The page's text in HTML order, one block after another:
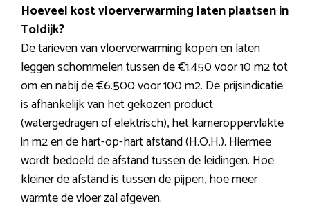
Hoeveel kost vloerverwarming laten plaatsen in
Toldijk?
De tarieven van vloerverwarming kopen en laten
leggen schommelen tussen de €1.450 voor 10 m2 tot
om en nabij de €6.500 voor 100 m2. De prijsindicatie
is afhankelijk van het gekozen product
(watergedragen of elektrisch), het kameroppervlakte
in m2 en de hart-op-hart afstand (H.O.H.). Hiermee
wordt bedoeld de afstand tussen de leidingen. Hoe
kleiner de afstand is tussen de pijpen, hoe meer
warmte de vloer zal afgeven.